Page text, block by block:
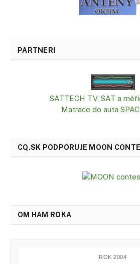
PARTNERI
SATTECH TV, SAT a
Matrace do auta
CQ.SK PODPORUJE MOON
OM HAM ROKA
ROK 2004